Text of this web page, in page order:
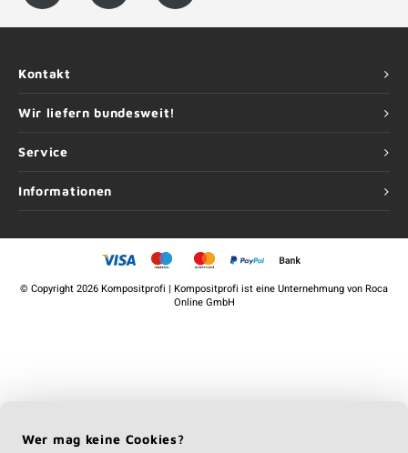
Kontakt
Wir liefern bundesweit!
Service
Informationen
©Copyright2026 Kompositprofi | Kompositprofi ist eine Unternehmung vonRoca
Online GmbH
Wer mag keine Cookies?